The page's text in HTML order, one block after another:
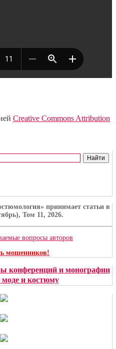
Creative Commons Attribution
принимает статьи в
Том 11, 2026.
вопросы авторов
мошенников!
конференций и монографии
и костюму